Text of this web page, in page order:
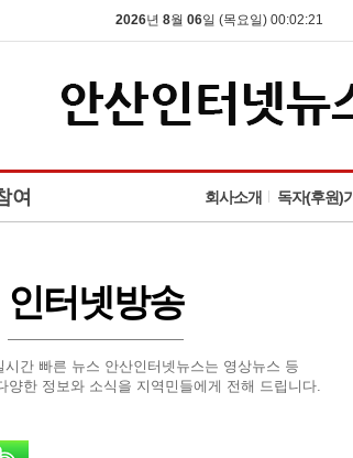
2026년 8월 06일 (목요일) 00:02:21
여 회사소개 독자(후원)
인터넷방송
시간 빠른 뉴스 안산인터넷뉴스는 영상뉴스 등
양한 정보와 소식을 지역민들에게 전해 드립니다.
리로 공유
오톡으로 공유